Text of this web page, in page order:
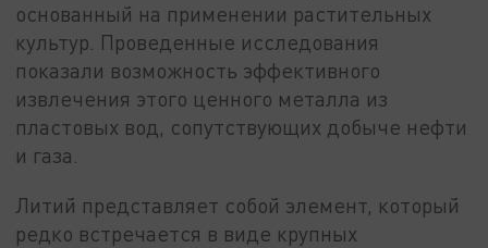
основанный на применении растительных
культур. Проведенные исследования
показали возможность эффективного
извлечения этого ценного металла из
пластовых вод, сопутствующих добыче нефти
и газа.
Литий представляет собой элемент, который
редко встречается в виде крупных